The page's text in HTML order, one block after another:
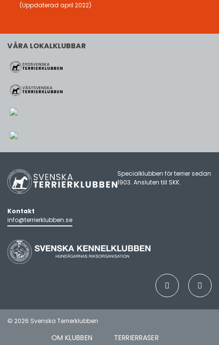
(Uppdaterad april 2022)
VÅRA LOKALKLUBBAR
Specialklubben för terrier sedan
1903. Ansluten till SKK.
Kontakt
info@terrierklubben.se
© 2026 Svenska Terrierklubben
OM KLUBBEN TERRIERRASER